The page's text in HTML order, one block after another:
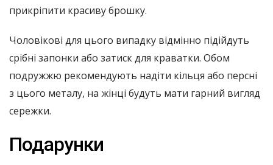
прикріпити красиву брошку.
Чоловікові для цього випадку відмінно підійдуть
срібні запонки або затиск для краватки. Обом
подружжю рекомендують надіти кільця або персні
з цього металу, на жінці будуть мати гарний вигляд
сережки.
Подарунки